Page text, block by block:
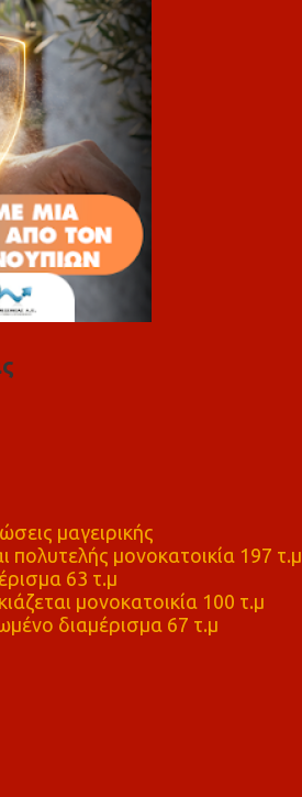
μαγειρικής
μονοκατοικία 197 τ.μ
63 τ.μ
μονοκατοικία 100 τ.μ
διαμέρισμα 67 τ.μ